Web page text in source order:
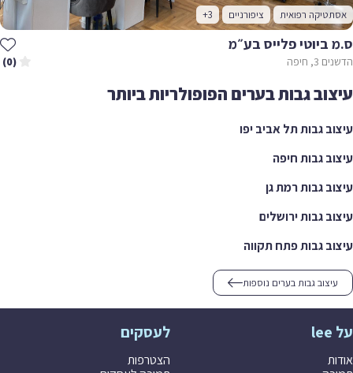
אסתטיקה רפואית ציפורניים +3
ס.מ ביוטי פלייס בע״מ
הדשנים 3, חיפה (0)
עיצוב גבות בערים הפופולריות ביותר
עיצוב גבות תל אביב יפו
עיצוב גבות חיפה
עיצוב גבות רמת גן
עיצוב גבות ירושלים
עיצוב גבות פתח תקווה
עיצוב גבות בערים נוספות
על lee
אודות
לעסקים
הצטרפות